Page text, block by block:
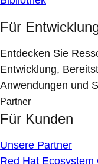
Für
Entdecken Sie
Entwicklung,
Anwendungen und
Partner
Für Kunden
Unsere Partner
Red Hat Ecosystem